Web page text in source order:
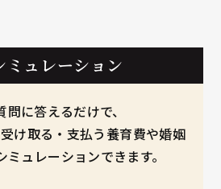
ミュレーション
問に答えるだけで、
け取る・支払う養育費や婚姻
ュレーションできます。